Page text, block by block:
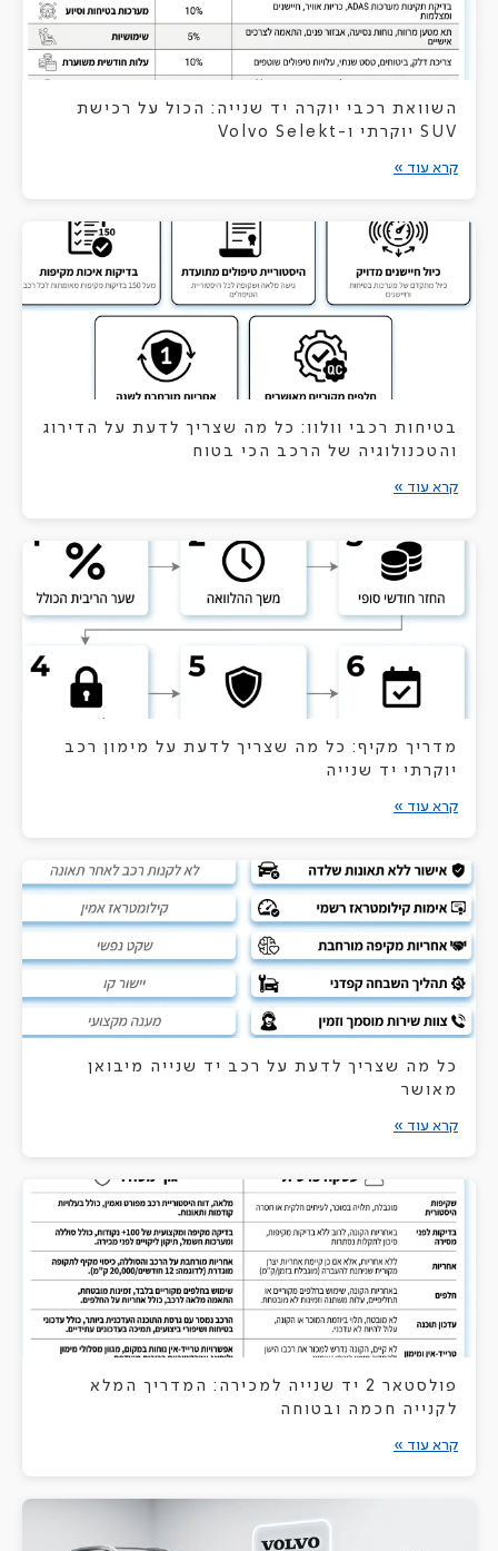
השוואת רכבי יוקרה יד שנייה: הכול על רכישת
SUV יוקרתי ו-Volvo Selekt
קרא עוד »
בטיחות רכבי וולוו: כל מה שצריך לדעת על הדירוג
והטכנולוגיה של הרכב הכי בטוח
קרא עוד »
מדריך מקיף: כל מה שצריך לדעת על מימון רכב
יוקרתי יד שנייה
קרא עוד »
כל מה שצריך לדעת על רכב יד שנייה מיבואן
מאושר
קרא עוד »
פולסטאר 2 יד שנייה למכירה: המדריך המלא
לקנייה חכמה ובטוחה
קרא עוד »